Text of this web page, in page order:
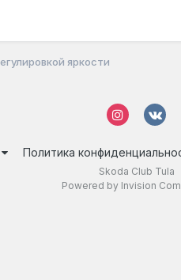
яркости
Политика
Skoda Club Tula
Powered by Invision